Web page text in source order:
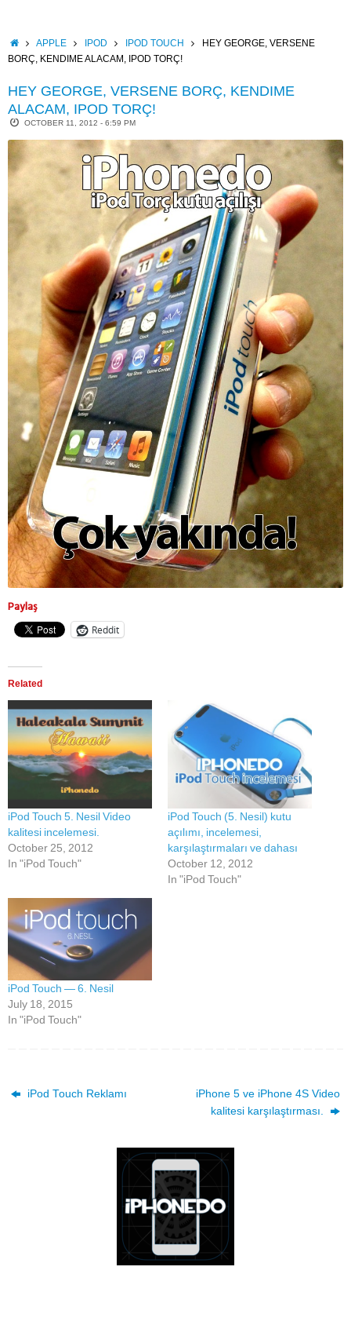
contentHOMEAPPLE IPOD IPOD TOUCH
HEY GEORGE, VERSENE
BORÇ, KENDIME ALACAM, IPOD TORÇ!
HEY GEORGE, VERSENE BORÇ, KENDIME
ALACAM, IPOD TORÇ!
OCTOBER 11, 2012 - 6:59 PM
Paylaş
Reddit
Related
iPod Touch 5. Nesil Video
kalitesi incelemesi.
October 25, 2012
In "iPod Touch"
iPod Touch (5. Nesil) kutu
açılımı, incelemesi,
karşılaştırmaları ve dahası
October 12, 2012
In "iPod Touch"
iPod Touch — 6. Nesil
July 18, 2015
In "iPod Touch"
iPod Touch Reklamı
iPhone 5 ve iPhone 4S Video
kalitesi karşılaştırması.